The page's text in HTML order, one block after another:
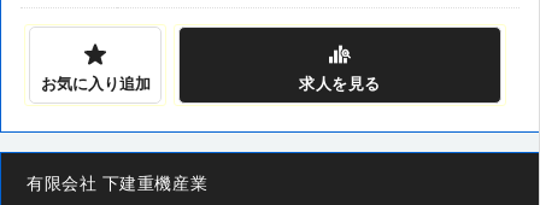
お気に入り追加 求人を見る
有限会社 下建重機産業